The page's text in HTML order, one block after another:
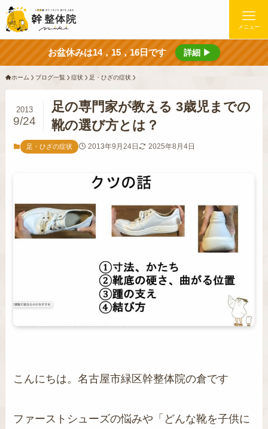
メニュー
お盆休みは14，15，16日です 詳細 ▶
ホーム ブログ一覧 症状 足・ひざの症状
足の専門家が教える 3歳児までの
靴の選び方とは？
2013
9/24
足・ひざの症状 2013年9月24日 2025年8月4日
こんにちは。名古屋市緑区幹整体院の倉です
ファーストシューズの悩みや「どんな靴を子供に